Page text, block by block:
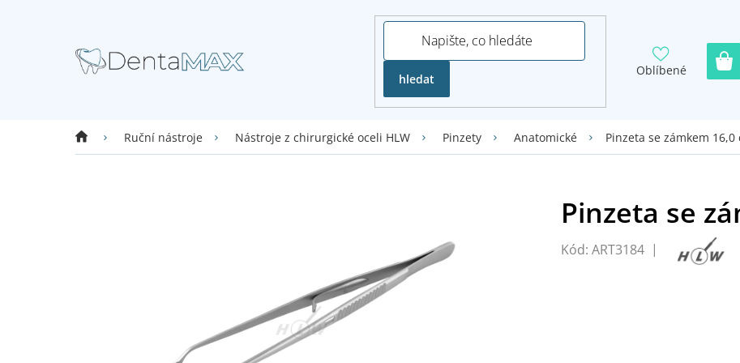
hledat
Oblíbené
Domů Ruční nástroje Nástroje z chirurgické oceli HLW Pinzety Anatomické Pinzeta se zámkem 16,0
Kód: ART3184